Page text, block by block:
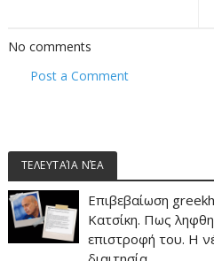
No comments
Post a Comment
ΤΕΛΕΥΤΑΊΑ ΝΈΑ
Επιβεβαίωση
Κατσίκη. Πως
επιστροφή του. Η